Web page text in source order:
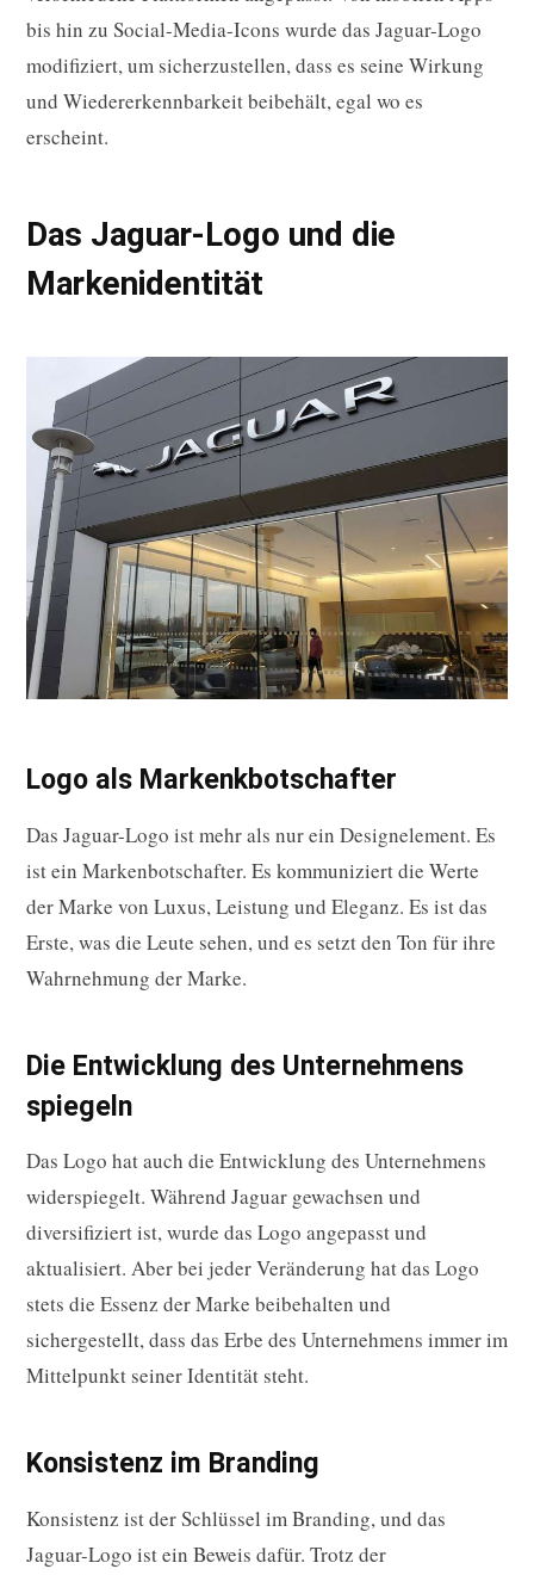
bis hin zu Social-Media-Icons wurde das Jaguar-Logo
modifiziert, um sicherzustellen, dass es seine Wirkung
und Wiedererkennbarkeit beibehält, egal wo es
erscheint.
Das Jaguar-Logo und die
Markenidentität
Logo als Markenkbotschafter
Das Jaguar-Logo ist mehr als nur ein Designelement. Es
ist ein Markenbotschafter. Es kommuniziert die Werte
der Marke von Luxus, Leistung und Eleganz. Es ist das
Erste, was die Leute sehen, und es setzt den Ton für ihre
Wahrnehmung der Marke.
Die Entwicklung des Unternehmens
spiegeln
Das Logo hat auch die Entwicklung des Unternehmens
widerspiegelt. Während Jaguar gewachsen und
diversifiziert ist, wurde das Logo angepasst und
aktualisiert. Aber bei jeder Veränderung hat das Logo
stets die Essenz der Marke beibehalten und
sichergestellt, dass das Erbe des Unternehmens immer im
Mittelpunkt seiner Identität steht.
Konsistenz im Branding
Konsistenz ist der Schlüssel im Branding, und das
Jaguar-Logo ist ein Beweis dafür. Trotz der